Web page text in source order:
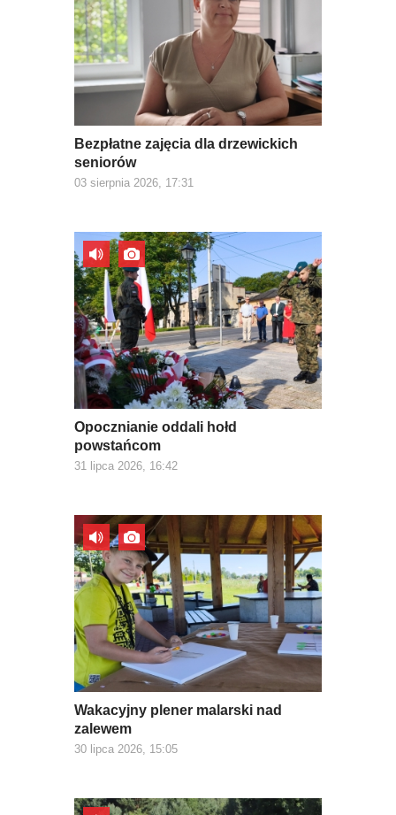
Bezpłatne zajęcia dla drzewickich
seniorów
03 sierpnia 2026, 17:31
Opocznianie oddali hołd
powstańcom
31 lipca 2026, 16:42
Wakacyjny plener malarski nad
zalewem
30 lipca 2026, 15:05